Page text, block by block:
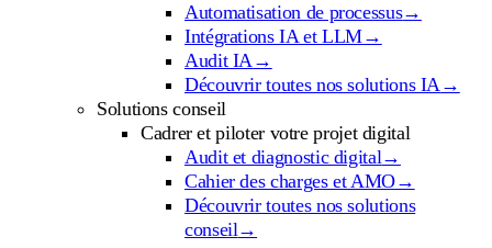
Automatisation de processus→
Intégrations IA et LLM→
Audit IA→
Découvrir toutes nos solutions IA→
Solutions conseil
Cadrer et piloter votre projet digital
Audit et diagnostic digital→
Cahier des charges et AMO→
Découvrir toutes nos solutions
conseil→